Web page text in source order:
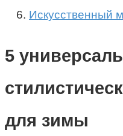
Искусственный
5
для зимы